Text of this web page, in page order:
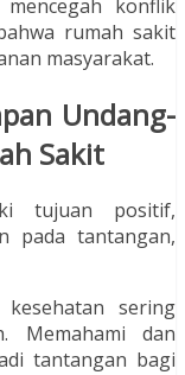
konflik
rumah sakit
masyarakat.
Undang-
Sakit
tujuan positif,
pada tantangan,
sering
Memahami dan
tantangan bagi